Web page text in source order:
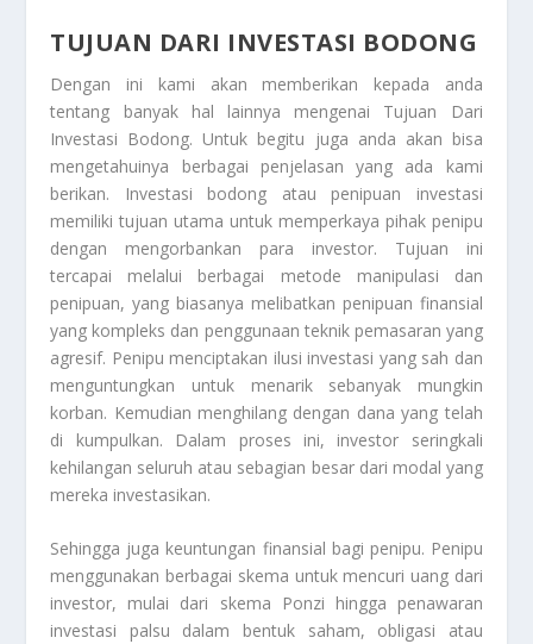
TUJUAN DARI INVESTASI BODONG
Dengan ini kami akan memberikan kepada anda
tentang banyak hal lainnya mengenai Tujuan Dari
Investasi Bodong. Untuk begitu juga anda akan bisa
mengetahuinya berbagai penjelasan yang ada kami
berikan. Investasi bodong atau penipuan investasi
memiliki tujuan utama untuk memperkaya pihak penipu
dengan mengorbankan para investor. Tujuan ini
tercapai melalui berbagai metode manipulasi dan
penipuan, yang biasanya melibatkan penipuan finansial
yang kompleks dan penggunaan teknik pemasaran yang
agresif. Penipu menciptakan ilusi investasi yang sah dan
menguntungkan untuk menarik sebanyak mungkin
korban. Kemudian menghilang dengan dana yang telah
di kumpulkan. Dalam proses ini, investor seringkali
kehilangan seluruh atau sebagian besar dari modal yang
mereka investasikan.
Sehingga juga keuntungan finansial bagi penipu. Penipu
menggunakan berbagai skema untuk mencuri uang dari
investor, mulai dari skema Ponzi hingga penawaran
investasi palsu dalam bentuk saham, obligasi atau